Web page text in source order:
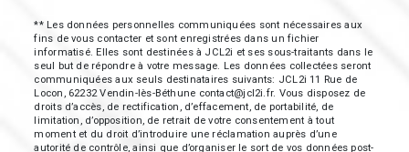
** Les données personnelles communiquées sont nécessaires aux
fins de vous contacter et sont enregistrées dans un fichier
informatisé. Elles sont destinées à JCL2i et ses sous-traitants dans le
seul but de répondre à votre message. Les données collectées seront
communiquées aux seuls destinataires suivants: JCL2i 11 Rue de
Locon, 62232 Vendin-lès-Béthune contact@jcl2i.fr. Vous disposez de
droits d’accès, de rectification, d’effacement, de portabilité, de
limitation, d’opposition, de retrait de votre consentement à tout
moment et du droit d’introduire une réclamation auprès d’une
autorité de contrôle, ainsi que d’organiser le sort de vos données post-